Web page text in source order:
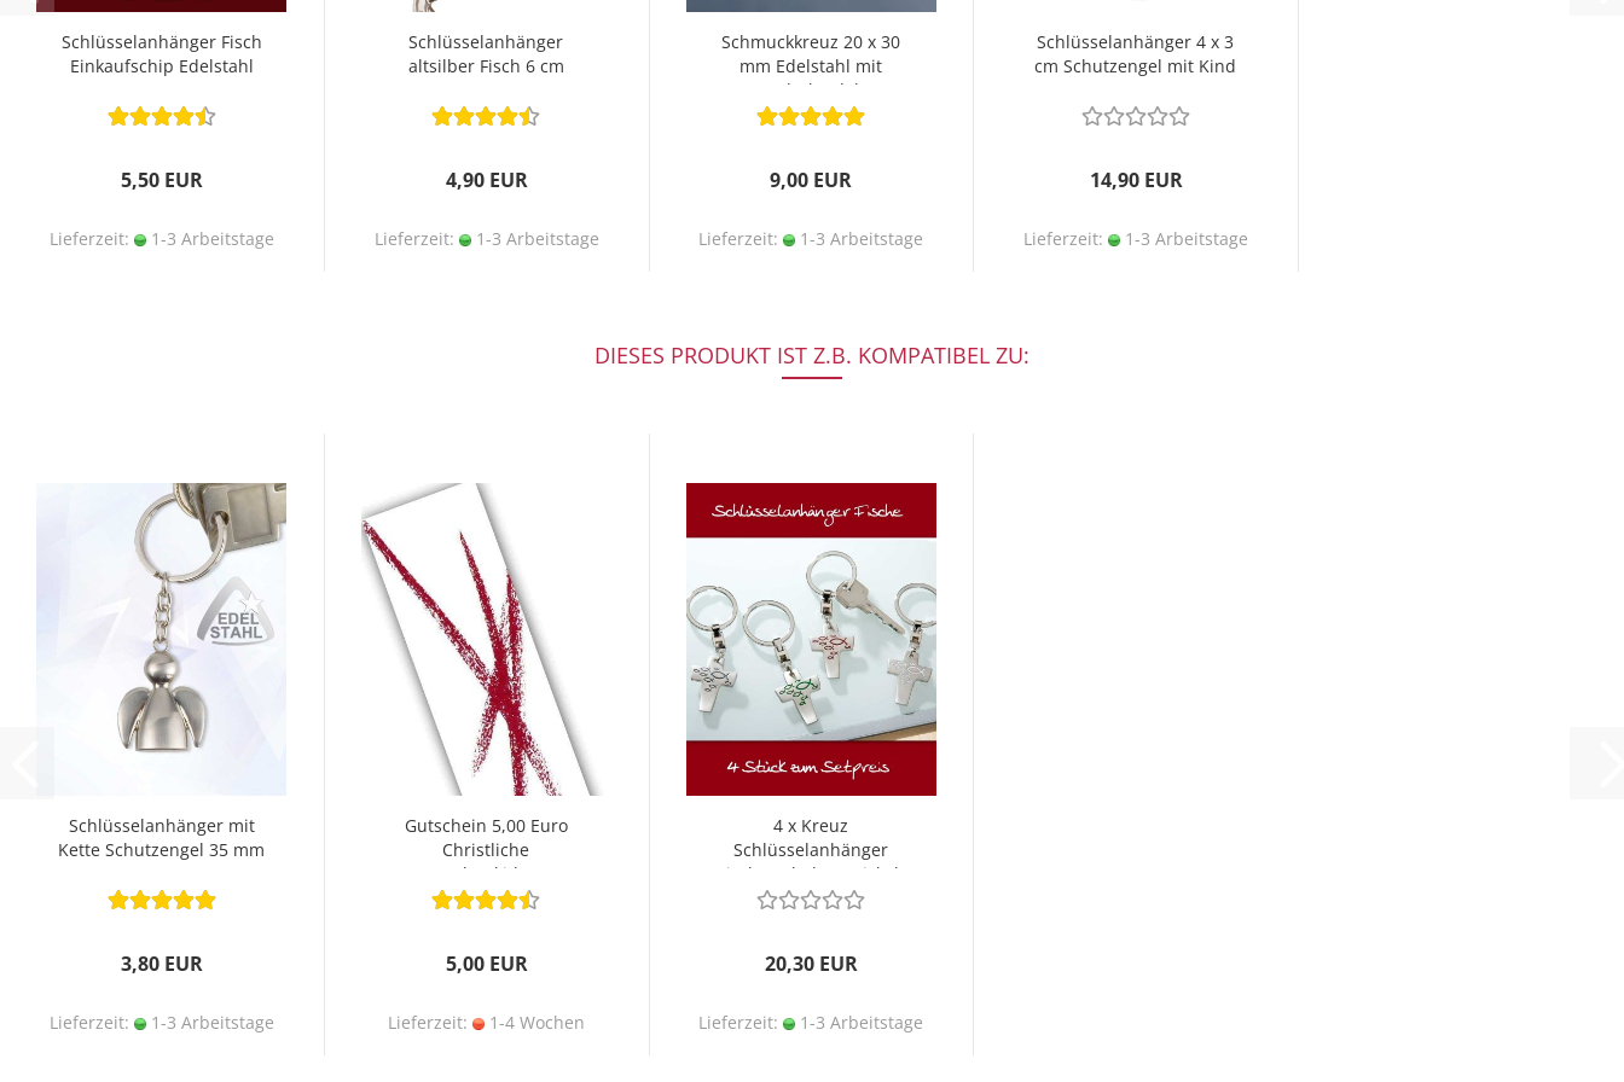
Schlüsselanhänger Fisch
Einkaufschip Edelstahl
5,50 EUR
Lieferzeit: 1-3 Arbeitstage
Schlüsselanhänger
altsilber Fisch 6 cm
4,90 EUR
Lieferzeit: 1-3 Arbeitstage
Schmuckkreuz 20 x 30
mm Edelstahl mit
Lederkordel
9,00 EUR
Lieferzeit: 1-3 Arbeitstage
Schlüsselanhänger 4 x 3
cm Schutzengel mit Kind
14,90 EUR
Lieferzeit: 1-3 Arbeitstage
DIESES PRODUKT IST Z.B. KOMPATIBEL ZU:
Schlüsselanhänger mit
Kette Schutzengel 35 mm
3,80 EUR
Lieferzeit: 1-3 Arbeitstage
Gutschein 5,00 Euro
Christliche
Geschenkideen
5,00 EUR
Lieferzeit: 1-4 Wochen
4 x Kreuz
Schlüsselanhänger
Fischsymbol, vernickelt
matt
20,30 EUR
Lieferzeit: 1-3 Arbeitstage